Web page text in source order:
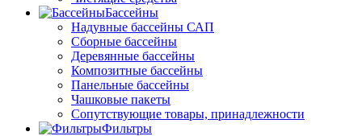
Бассейны
Надувные бассейны САП
Сборные бассейны
Деревянные бассейны
Композитные бассейны
Панельные бассейны
Чашковые пакеты
Сопутствующие товары, принадлежности
Фильтры